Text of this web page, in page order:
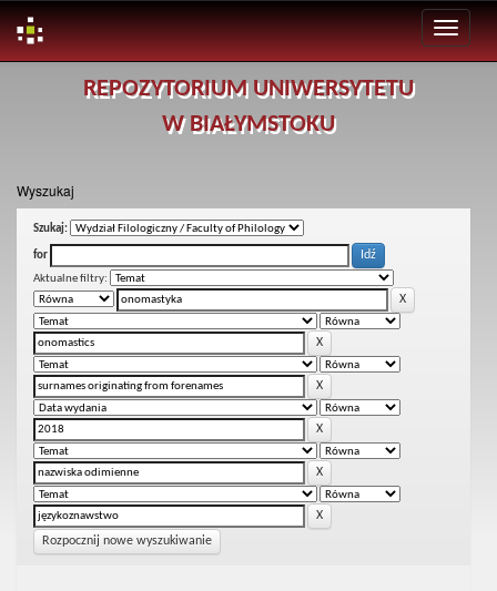
REPOZYTORIUM UNIWERSYTETU
W BIAŁYMSTOKU
Wyszukaj
Szukaj:
for
Aktualne filtry:
Rozpocznij nowe wyszukiwanie